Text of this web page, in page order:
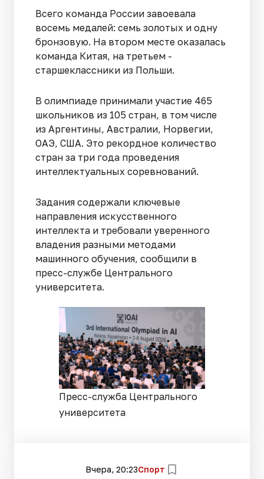
Всего команда России завоевала
восемь медалей: семь золотых и одну
бронзовую. На втором месте оказалась
команда Китая, на третьем -
старшеклассники из Польши.
В олимпиаде принимали участие 465
школьников из 105 стран, в том числе
из Аргентины, Австралии, Норвегии,
ОАЭ, США. Это рекордное количество
стран за три года проведения
интеллектуальных соревнований.
Задания содержали ключевые
направления искусственного
интеллекта и требовали уверенного
владения разными методами
машинного обучения, сообщили в
пресс-службе Центрального
университета.
Пресс-служба Центрального
университета
Вчера, 20:23Спорт